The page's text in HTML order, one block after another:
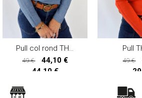
Pull col rond THAYA
49 €
44,10 €
44,10 €
Pull
49 €